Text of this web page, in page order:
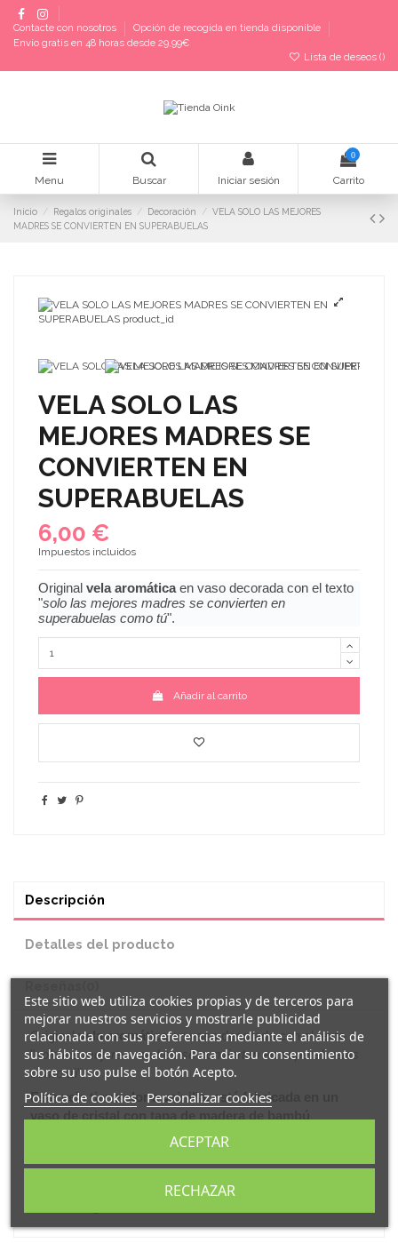
Contacte con nosotros
Opción de recogida en tienda disponible
Envío gratis en 48 horas desde 29,99€
Lista de deseos ()
Menu Buscar Iniciar sesión
0
Carrito
Inicio Regalos originales Decoración
VELA SOLO LAS MEJORES
MADRES SE CONVIERTEN EN SUPERABUELAS
VELA SOLO LAS
MEJORES MADRES SE
CONVIERTEN EN
SUPERABUELAS
6,00 €
Impuestos incluidos
Original vela aromáticaen vaso decorada con el texto
"solo las mejores madres se convierten en
superabuelas como tú".
Añadir al carrito
Descripción
Detalles del producto
Originalvela aromáticaen vaso decorada con el texto
"solo las mejores madres se convierten en superabuelas
como tú ".
Esta vela tiene olor a vainilla, está fabricada en un
Medida: 8,7 cm (diámetro 7 cm)
Este sitio web utiliza cookies propias y de terceros para
mejorar nuestros servicios y mostrarle publicidad
relacionada con sus preferencias mediante el análisis de
sus hábitos de navegación. Para dar su consentimiento
sobre su uso pulse el botón Acepto.
Política de cookies Personalizar cookies
RECHAZAR
ACEPTAR